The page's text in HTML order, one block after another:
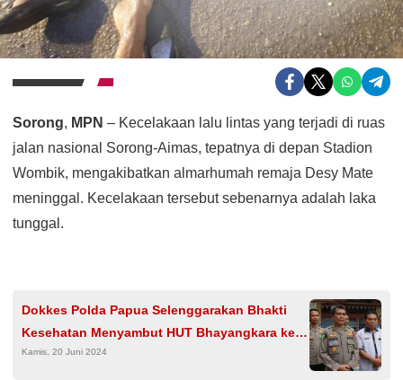
Sorong, MPN – Kecelakaan lalu lintas yang terjadi di ruas
jalan nasional Sorong-Aimas, tepatnya di depan Stadion
Wombik, mengakibatkan almarhumah remaja Desy Mate
meninggal. Kecelakaan tersebut sebenarnya adalah laka
tunggal.
Dokkes Polda Papua Selenggarakan Bhakti
Kesehatan Menyambut HUT Bhayangkara ke-
78
Kamis, 20 Juni 2024